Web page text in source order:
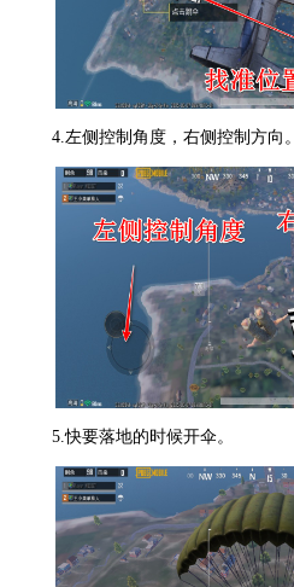
4.左侧控制角度，右侧控制方向。
5.快要落地的时候开伞。